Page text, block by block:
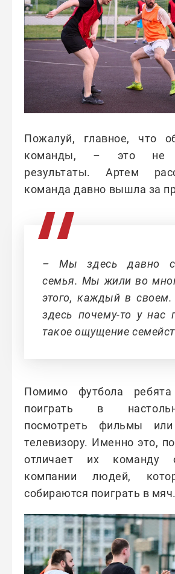
Пожалуй, главное, что
команды, – это не
результаты. Артем
команда давно вышла за
– Мы здесь давно
семья. Мы жили во
этого, каждый в
здесь почему-то у нас
такое ощущение
Помимо футбола ребята
поиграть в
посмотреть фильмы
телевизору. Именно это,
отличает их команду
компании людей,
собираются поиграть в мяч.